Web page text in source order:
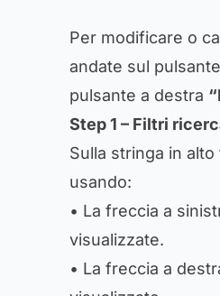
Per modificare o
andate sul
pulsante a destra
Step 1 – Filtri
Sulla stringa in
usando:
• La freccia a
visualizzate.
• La freccia a